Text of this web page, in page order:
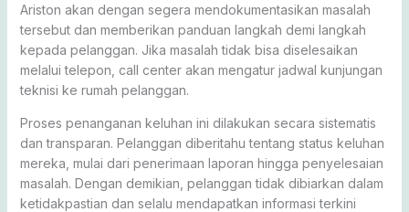
Ariston akan dengan segera mendokumentasikan masalah
tersebut dan memberikan panduan langkah demi langkah
kepada pelanggan. Jika masalah tidak bisa diselesaikan
melalui telepon, call center akan mengatur jadwal kunjungan
teknisi ke rumah pelanggan.
Proses penanganan keluhan ini dilakukan secara sistematis
dan transparan. Pelanggan diberitahu tentang status keluhan
mereka, mulai dari penerimaan laporan hingga penyelesaian
masalah. Dengan demikian, pelanggan tidak dibiarkan dalam
ketidakpastian dan selalu mendapatkan informasi terkini